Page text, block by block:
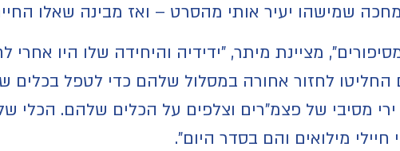
שמישהו יעיר אותי מהסרט – ואז מבינה שאלו
מציינת מיתר, "ידידיה והיחידה שלו היו
לחזור אחורה במסלול שלהם כדי לטפל בכלים
מסיבי של פצמ"רים וצלפים על הכלים שלהם. הכלי
מילואים והם בסדר היום".